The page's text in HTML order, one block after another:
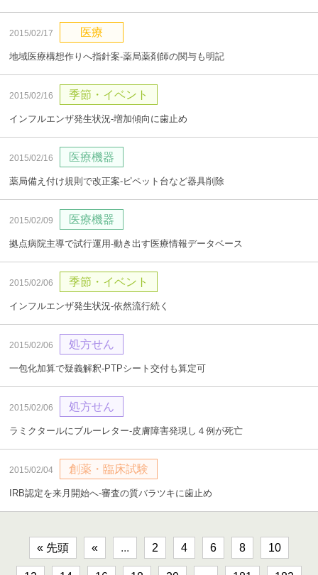
2015/02/17 医療
地域医療構想作りへ指針案‐薬局薬剤師の関与も明記
2015/02/16 季節・イベント
インフルエンザ発生状況‐増加傾向に歯止め
2015/02/16 医療機器
薬局備え付け規則で改正案‐ピペット台など器具削除
2015/02/09 医療機器
拠点病院主導で試行運用‐動き出す医療情報データベース
2015/02/06 季節・イベント
インフルエンザ発生状況‐依然流行続く
2015/02/06 処方せん
一包化加算で疑義解釈‐PTPシート交付も算定可
2015/02/06 処方せん
ラミクタールにブルーレター‐皮膚障害発現し４例が死亡
2015/02/04 創薬・臨床試験
IRB認定を来月開始へ‐審査の質バラツキに歯止め
« 先頭 « ... 2 4 6 8 10